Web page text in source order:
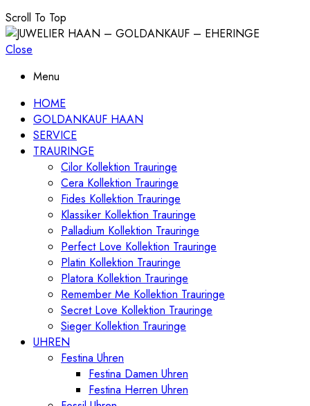
Scroll To Top
Close
Menu
HOME
GOLDANKAUF HAAN
SERVICE
TRAURINGE
Cilor Kollektion Trauringe
Cera Kollektion Trauringe
Fides Kollektion Trauringe
Klassiker Kollektion Trauringe
Palladium Kollektion Trauringe
Perfect Love Kollektion Trauringe
Platin Kollektion Trauringe
Platora Kollektion Trauringe
Remember Me Kollektion Trauringe
Secret Love Kollektion Trauringe
Sieger Kollektion Trauringe
UHREN
Festina Uhren
Festina Damen Uhren
Festina Herren Uhren